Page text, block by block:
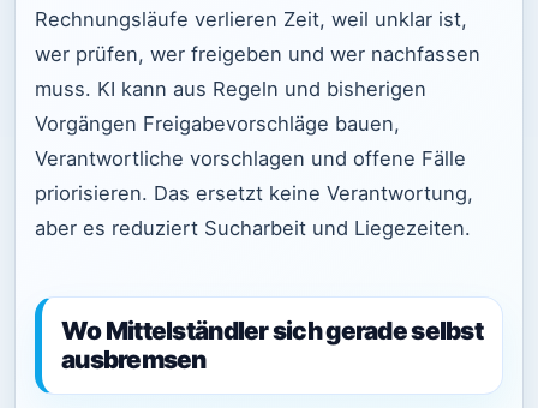
Rechnungsläufe verlieren Zeit, weil unklar ist,
wer prüfen, wer freigeben und wer nachfassen
muss. KI kann aus Regeln und bisherigen
Vorgängen Freigabevorschläge bauen,
Verantwortliche vorschlagen und offene Fälle
priorisieren. Das ersetzt keine Verantwortung,
aber es reduziert Sucharbeit und Liegezeiten.
Wo Mittelständler sich gerade selbst
ausbremsen